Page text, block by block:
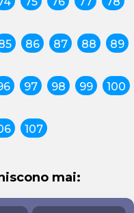
86 87 88 89
97 98 99 100
107
mai: